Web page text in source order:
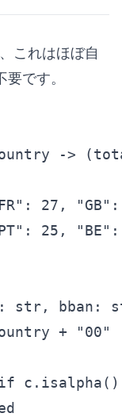
これはほぼ自
です。
->
27,
25,
str,
+ "00"